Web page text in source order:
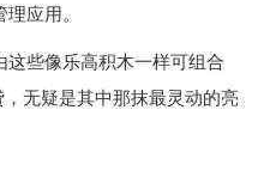
应用。
些像乐高积木一样可组合
无疑是其中那抹最灵动的亮